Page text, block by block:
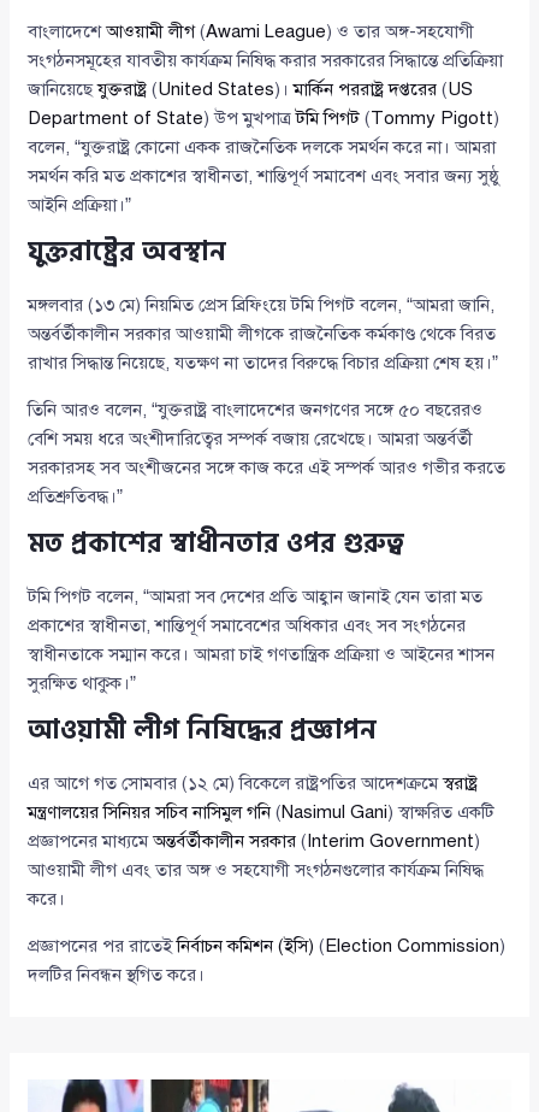
বাংলাদেশেআওয়ামী লীগ(Awami League) ও তার অঙ্গ-সহযোগী
সংগঠনসমূহের যাবতীয় কার্যক্রম নিষিদ্ধ করার সরকারের সিদ্ধান্তে প্রতিক্রিয়া
জানিয়েছেযুক্তরাষ্ট্র (United States)।মার্কিন পররাষ্ট্র দপ্তরের (US
Department of State) উপ মুখপাত্রটমি পিগট (Tommy Pigott)
বলেন, “যুক্তরাষ্ট্র কোনো একক রাজনৈতিক দলকে সমর্থন করে না। আমরা
সমর্থন করি মত প্রকাশের স্বাধীনতা, শান্তিপূর্ণ সমাবেশ এবং সবার জন্য সুষ্ঠু
আইনি প্রক্রিয়া।”
যুক্তরাষ্ট্রের অবস্থান
মঙ্গলবার (১৩ মে) নিয়মিত প্রেস ব্রিফিংয়ে টমি পিগট বলেন, “আমরা জানি,
অন্তর্বর্তীকালীন সরকার আওয়ামী লীগকে রাজনৈতিক কর্মকাণ্ড থেকে বিরত
রাখার সিদ্ধান্ত নিয়েছে, যতক্ষণ না তাদের বিরুদ্ধে বিচার প্রক্রিয়া শেষ হয়।”
তিনি আরও বলেন, “যুক্তরাষ্ট্র বাংলাদেশের জনগণের সঙ্গে ৫০ বছরেরও
বেশি সময় ধরে অংশীদারিত্বের সম্পর্ক বজায় রেখেছে। আমরা অন্তর্বর্তী
সরকারসহ সব অংশীজনের সঙ্গে কাজ করে এই সম্পর্ক আরও গভীর করতে
প্রতিশ্রুতিবদ্ধ।”
মত প্রকাশের স্বাধীনতার ওপর গুরুত্ব
টমি পিগট বলেন, “আমরা সব দেশের প্রতি আহ্বান জানাই যেন তারা মত
প্রকাশের স্বাধীনতা, শান্তিপূর্ণ সমাবেশের অধিকার এবং সব সংগঠনের
স্বাধীনতাকে সম্মান করে। আমরা চাই গণতান্ত্রিক প্রক্রিয়া ও আইনের শাসন
সুরক্ষিত থাকুক।”
আওয়ামী লীগ নিষিদ্ধের প্রজ্ঞাপন
এর আগে গত সোমবার (১২ মে) বিকেলে রাষ্ট্রপতির আদেশক্রমেস্বরাষ্ট্র
মন্ত্রণালয়ের সিনিয়র সচিব নাসিমুল গনি(Nasimul Gani) স্বাক্ষরিত একটি
প্রজ্ঞাপনের মাধ্যমেঅন্তর্বর্তীকালীন সরকার ( Interim Government)
আওয়ামী লীগ এবং তার অঙ্গ ও সহযোগী সংগঠনগুলোর কার্যক্রম নিষিদ্ধ
করে।
প্রজ্ঞাপনের পর রাতেইনির্বাচন কমিশন (ইসি) ( Election Commission)
দলটির নিবন্ধন স্থগিত করে।